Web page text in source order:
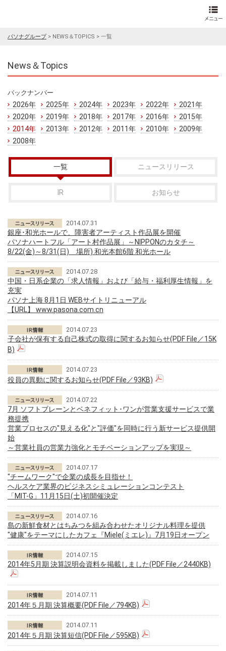
パソナグループ> NEWS＆TOPICS > 一覧
News＆Topics
バックナンバー
2026年 2025年 2024年 2023年 2022年
2021年
2020年
2019年 2018年 2017年 2016年
2015年
2014年
2013年 2012年 2011年 2010年
2009年
2008年
一覧 ニュースリリース
IR お知らせ
2014.07.31
銀座･和光ホールで、障害者アーティスト作品展を開催
パソナハートフル「アート村作品展」～NIPPONのカタチ～
8/22(金)～8/31(日) 場所) 和光本館6階 和光ホール
2014.07.28
中国・日系企業の「求人情報」および「給与・福利厚生情報」を
充実
パソナ上海 8月1日 WEBサイトリニューアル
【URL】 www.pasona.com.cn
2014.07.23
子会社が保有する自己株式の取得に関するお知らせ(PDF File／15K
B)
2014.07.23
役員の異動に関するお知らせ(PDF File／93KB)
2014.07.22
7月 ソフトブレーンとベネフィット･ワンが営業支援サービスで業
務提携
営業プロセスの"見える化"と"評価"を同時に行う新サービス提供開
始
～営業社員の営業力強化とモチベーションアップを実現～
2014.07.17
"チームワーク"で企業の成長を目指せ！
ヘルスケア業界のビジネスシミュレーションコンテスト
「MIT-G」11月15日(土)初開催決定
2014.07.16
島の新鮮食材とはちみつを組み合わせたオリジナル料理を提供
"健康"をテーマにしたカフェ『Miele(ミエレ)』7月19日オープン
2014.07.15
2014年5月期 決算説明会資料を掲載しました(PDF File／2440KB)
2014.07.11
2014年５月期 決算概要(PDF File／794KB)
2014.07.11
2014年５月期 決算短信(PDF File／595KB)